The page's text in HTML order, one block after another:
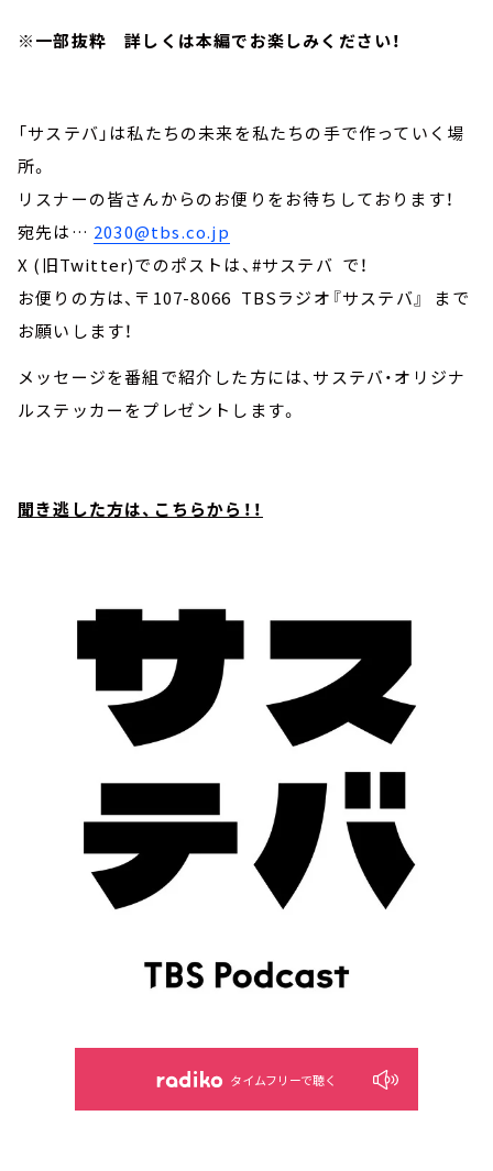
※一部抜粋 詳しくは本編でお楽しみください！
「サステバ」は私たちの未来を私たちの手で作っていく場
所。
リスナーの皆さんからのお便りをお待ちしております！
宛先は… 2030@tbs.co.jp
X (旧Twitter)でのポストは、#サステバ で！
お便りの方は、〒107-8066 TBSラジオ『サステバ』 まで
お願いします！
メッセージを番組で紹介した方には、サステバ・オリジナ
ルステッカーをプレゼントします。
聞き逃した方は、こちらから！！
タイムフリーで聴く